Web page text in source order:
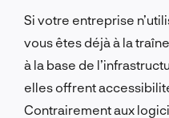
Si votre entreprise
vous êtes déjà à la
à la base de
elles offrent
Contrairement aux